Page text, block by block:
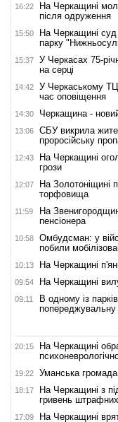
16:22
На Черкащині
після одруження
15:50
На Черкащині суд
парку
15:37
У Черкасах 75-
на серці
14:42
У Черкаському
час оповіщення
14:30 Черкащина -
13:06
СБУ викрила
проросійську
12:43
На Черкащині
грози
12:07
На Золотоніщині
торфовища
11:59
На
пенсіонера
10:58
Омбудсман: у
побили
10:13 На Черкащині
09:54 На Черкащині
09:11
В одному із
попереджувальну
20:15
На Черкащині
19:22 Уманська
18:17
На Черкащині з
гривень штрафних
17:09
На Черкащині